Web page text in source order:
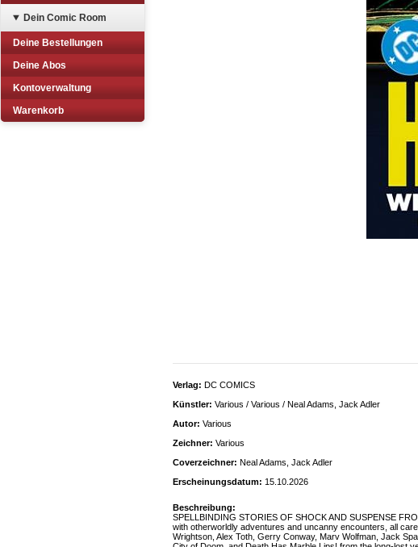
Dein Comic Room
Deine Bestellungen
Deine Abos
Kontoverwaltung
Warenkorb
Verlag: DC COMICS
Künstler: Various / Various / Neal Adams, Jack Adler
Autor: Various
Zeichner: Various
Coverzeichner: Neal Adams, Jack Adler
Erscheinungsdatum: 15.10.2026
Beschreibung:
SPELLBINDING STORIES OF SHOCK AND SUSPENSE
with otherworldly adventures and uncanny encounters, all
Wrightson, Alex Toth, Gerry Conway, Marv Wolfman, Jack